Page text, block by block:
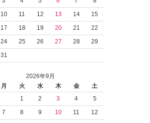
10 11 12 13 14
15
17 18 19 20 21
22
24 25 26 27 28
29
31
2026年9月
月 火 水 木 金
土
1
2 3 4
5
7 8 9 10 11
12